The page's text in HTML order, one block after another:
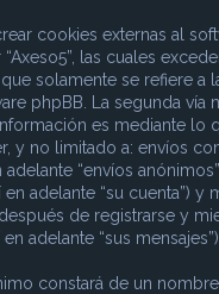
cookies externas al
las cuales
solamente se refiere a
phpBB. La segunda vía
es mediante lo
y no limitado a: envíos
“envíos
en adelante “su cuenta”) y
de registrarse y
adelante “sus mensajes”).
constará de un